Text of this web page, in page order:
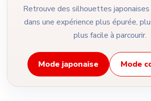
Retrouve des silhouettes
dans une expérience plus épurée,
plus facile à parcourir.
Mode japonaise Mode